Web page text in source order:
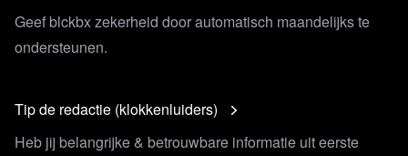
Geef blckbx zekerheid door automatisch maandelijks te
ondersteunen.
Tip de redactie (klokkenluiders)
Heb jij belangrijke & betrouwbare informatie uit eerste